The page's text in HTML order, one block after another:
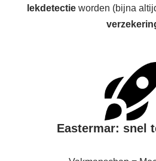
lekdetectie worden (bijna
Eastermar: snel